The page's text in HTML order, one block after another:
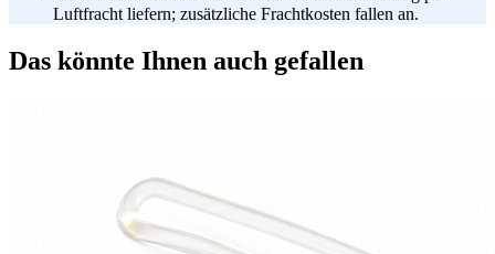
Luftfracht liefern; zusätzliche Frachtkosten fallen an.
Das könnte Ihnen auch gefallen